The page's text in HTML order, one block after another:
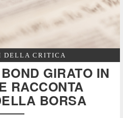
DELLA CRITICA
GIRATO IN
RACCONTA
BORSA